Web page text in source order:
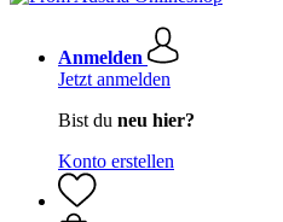
Anmelden
Jetzt anmelden
Bist du neu hier?
Konto erstellen